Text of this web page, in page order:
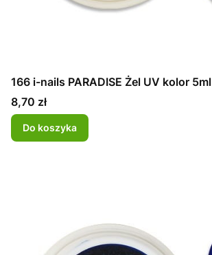
166 i-nails PARADISE Żel UV kolor 5ml
Cena
8,70 zł
Do koszyka